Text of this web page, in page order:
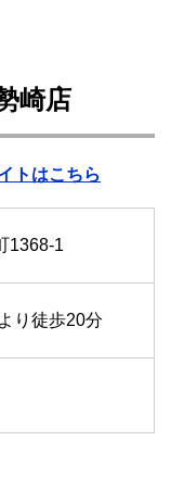
崎店
トはこちら
1368-1
り徒歩20分